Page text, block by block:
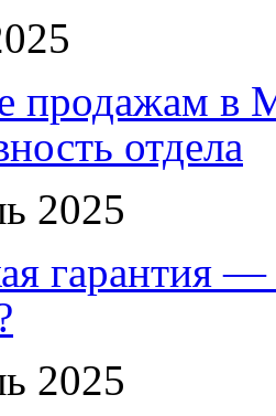
продажам в
отдела
2025
гарантия
2025